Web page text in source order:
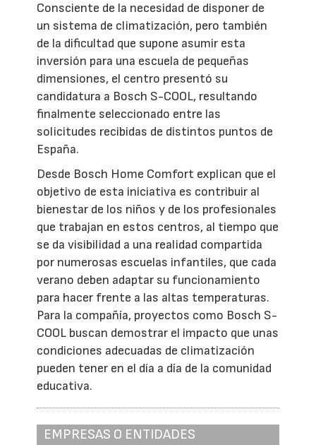
Consciente de la necesidad de disponer de
un sistema de climatización, pero también
de la dificultad que supone asumir esta
inversión para una escuela de pequeñas
dimensiones, el centro presentó su
candidatura a Bosch S-COOL, resultando
finalmente seleccionado entre las
solicitudes recibidas de distintos puntos de
España.
Desde Bosch Home Comfort explican que el
objetivo de esta iniciativa es contribuir al
bienestar de los niños y de los profesionales
que trabajan en estos centros, al tiempo que
se da visibilidad a una realidad compartida
por numerosas escuelas infantiles, que cada
verano deben adaptar su funcionamiento
para hacer frente a las altas temperaturas.
Para la compañía, proyectos como Bosch S-
COOL buscan demostrar el impacto que unas
condiciones adecuadas de climatización
pueden tener en el día a día de la comunidad
educativa.
EMPRESAS O ENTIDADES